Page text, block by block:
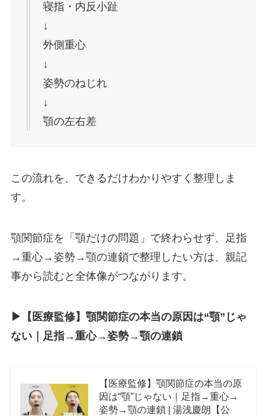
寝指・内反小趾
↓
外側重心
↓
姿勢のねじれ
↓
顎の左右差
この流れを、できるだけわかりやすく整理しま
す。
顎関節症を「顎だけの問題」で終わらせず、足指
→重心→姿勢→顎の連鎖で整理したい方は、親記
事から読むと全体像がつながります。
▶︎【医療監修】顎関節症の本当の原因は“顎”じゃ
ない｜足指→重心→姿勢→顎の連鎖
【医療監修】顎関節症の本当の原
因は“顎”じゃない｜足指→重心→
姿勢→顎の連鎖 | 湯浅慶朗【公